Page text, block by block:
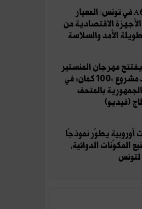
أوبو تطلق A6c في تونس: المعيار
الاقتصادية من
الأمد والسلاسة
يفتتح مهرجان المنستير
الدولي ويقود مشروع «100 كمان» في
بالمتحف
(فيديو)
أوروبية يطوّر نموذجًا
المكوّنات الدوائية،
لتونس